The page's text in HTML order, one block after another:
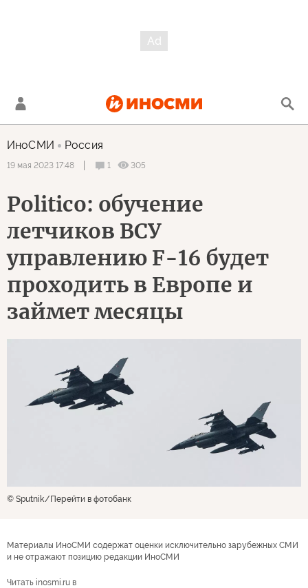
ИноСМИ Россия
19 мая 2023 17:48 1 305
Politico: обучение
летчиков ВСУ
управлению F-16 будет
проходить в Европе и
займет месяцы
© Sputnik Перейти в фотобанк
Материалы ИноСМИ содержат оценки исключительно зарубежных СМИ
и не отражают позицию редакции ИноСМИ
Читать inosmi.ru в